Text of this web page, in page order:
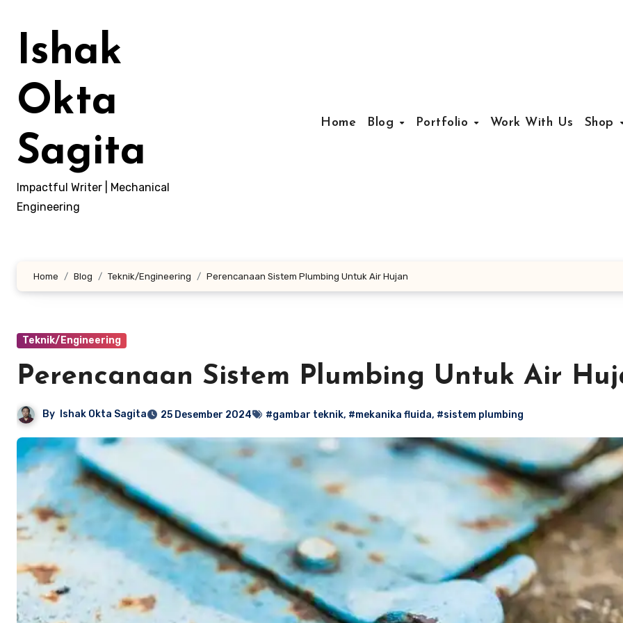
kontenIshak
Okta
Sagita
Impactful Writer | Mechanical
Engineering
Home Blog Portfolio Work With Us Shop
Home Blog Teknik/Engineering Perencanaan Sistem Plumbing Untuk Air Hujan
Teknik/Engineering
Perencanaan Sistem Plumbing Untuk Air
By Ishak Okta Sagita 25 Desember 2024 #gambar teknik, #mekanika fluida, #sistem plumbing